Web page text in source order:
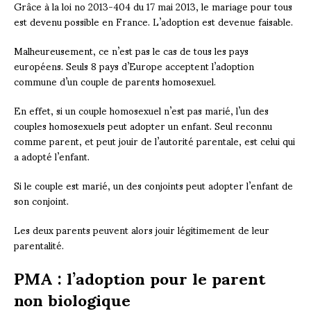
est devenu possible en France. L’adoption est devenue faisable.
Malheureusement, ce n’est pas le cas de tous les pays
européens. Seuls 8 pays d’Europe acceptent l’adoption
commune d’un couple de parents homosexuel.
En effet, si un couple homosexuel n’est pas marié, l’un des
couples homosexuels peut adopter un enfant. Seul reconnu
comme parent, et peut jouir de l’autorité parentale, est celui qui
a adopté l’enfant.
Si le couple est marié, un des conjoints peut adopter l’enfant de
son conjoint.
Les deux parents peuvent alors jouir légitimement de leur
parentalité.
PMA : l’adoption pour le parent
non biologique